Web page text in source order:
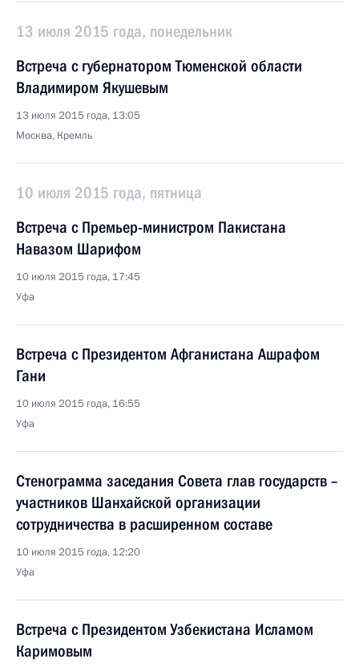
13 июля 2015 года, понедельник
Встреча с губернатором Тюменской области
Владимиром Якушевым
13 июля 2015 года, 13:05
Москва, Кремль
10 июля 2015 года, пятница
Встреча с Премьер-министром Пакистана
Навазом Шарифом
10 июля 2015 года, 17:45
Уфа
Встреча с Президентом Афганистана Ашрафом
Гани
10 июля 2015 года, 16:55
Уфа
Стенограмма заседания Совета глав государств –
участников Шанхайской организации
сотрудничества в расширенном составе
10 июля 2015 года, 12:20
Уфа
Встреча с Президентом Узбекистана Исламом
Каримовым